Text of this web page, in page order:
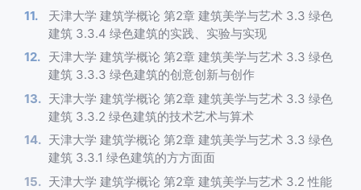
天津大学 建筑学概论 第2章 建筑美学与艺术 3.3 绿色
建筑 3.3.4 绿色建筑的实践、实验与实现
天津大学 建筑学概论 第2章 建筑美学与艺术 3.3 绿色
建筑 3.3.3 绿色建筑的创意创新与创作
天津大学 建筑学概论 第2章 建筑美学与艺术 3.3 绿色
建筑 3.3.2 绿色建筑的技术艺术与算术
天津大学 建筑学概论 第2章 建筑美学与艺术 3.3 绿色
建筑 3.3.1 绿色建筑的方方面面
天津大学 建筑学概论 第2章 建筑美学与艺术 3.2 性能